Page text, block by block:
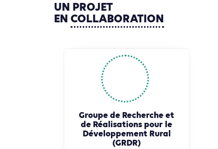
UN PROJET
EN COLLABORATION
Groupe de Recherche et
de Réalisations pour le
Développement Rural
(GRDR)